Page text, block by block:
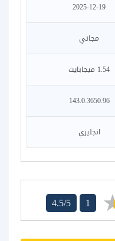
2025-12-19
مجاني
1.54 ميجابايت
143.0.3650.96
انجليزي
4.5/5 1